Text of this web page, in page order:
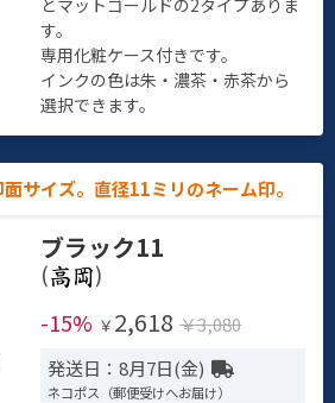
とマットゴールドの2タイプありま
す。
専用化粧ケース付きです。
インクの色は朱・濃茶・赤茶から
選択できます。
サイズ。直径11ミリのネーム印。
ブラック11
(
)
-15% ￥ 2,618 ￥3,080
発送日：8月7日(金)
ネコポス（郵便受けへお届け）